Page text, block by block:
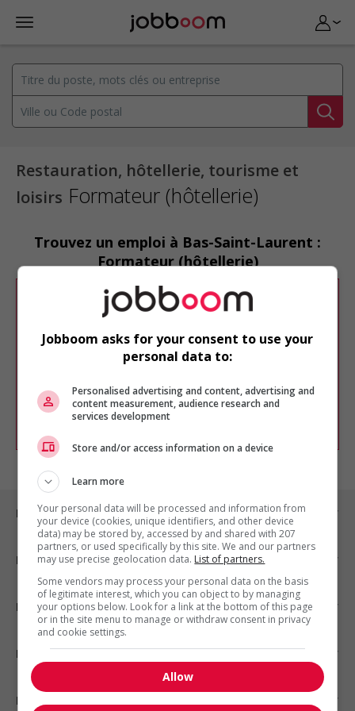
Restauration, hôtellerie, tourisme et
loisirs Formateur (hôtellerie)
Trouvez un emploi à Bas-Saint-Laurent :
Formateur (hôtellerie)
Désolé, cette recherche n'a produit aucun
résultat.
Veuillez faire une nouvelle recherche.
Vous pouvez en tout temps utiliser nos
chercher un poste selon votre profil
d'intérêt en emploi en vousinscrivant
comme membre Jobboom.
Emplois par ville
Emplois par secteur
Emplois par statut
Emplois par type
Nos suggestions
Jobboom asks for your consent to use your
personal data to:
Personalised advertising and content, advertising and
content measurement, audience research and
services development
Store and/or access information on a device
Learn more
Your personal data will be processed and information from
your device (cookies, unique identifiers, and other device
data) may be stored by, accessed by and shared with 207
partners, or used specifically by this site. We and our partners
may use precise geolocation data. List of partners.
Some vendors may process your personal data on the basis
of legitimate interest, which you can object to by managing
your options below. Look for a link at the bottom of this page
or in the site menu to manage or withdraw consent in privacy
and cookie settings.
Allow